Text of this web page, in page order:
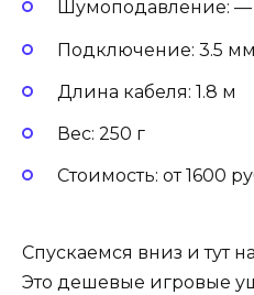
Шумоподавление: —
Подключение: 3.5 мм
Длина кабеля: 1.8 м
Вес: 250 г
Стоимость: от 1600
Спускаемся вниз и тут
Это дешевые игровые